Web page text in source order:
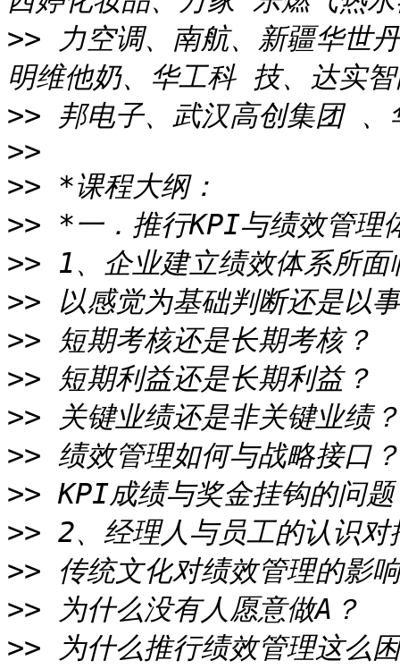
>> 力空调、南航、新疆华世
>>
>>
>>
>>
>>
>>
>>
>>
>>
>>
>>
>>
>>
>>
>>